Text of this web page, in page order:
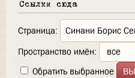
Ссылки сюда
Страница:
Пространство имён:
Обратить выбранное